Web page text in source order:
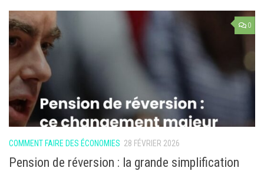
0
COMMENT FAIRE DES ÉCONOMIES 28 FÉVRIER 2026
Pension de réversion : la grande simplification